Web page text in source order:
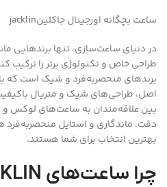
ساعت بچگانه اورجینال جاکلینjacklin
در دنیای ساعت‌سازی، تنها برندهایی
برندهای منحصر‌به‌فرد و شیک است که با
اصل، طراحی‌های شیک و متریال باکیفیت
بین علاقه‌مندان به ساعت‌های لوکس و
بهترین انتخاب برای شما هستند.
چرا ساعت‌های JACKLIN؟